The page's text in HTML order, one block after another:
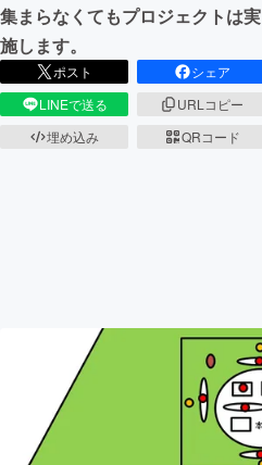
集まらなくてもプロジェクトは実
施します。
ポスト
シェア
LINEで送る
URLコピー
埋め込み
QRコード